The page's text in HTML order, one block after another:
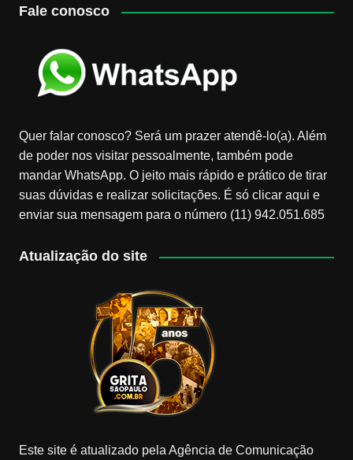
Fale conosco
Quer falar conosco? Será um prazer atendê-lo(a). Além
de poder nos visitar pessoalmente, também pode
mandar WhatsApp. O jeito mais rápido e prático de tirar
suas dúvidas e realizar solicitações. É só clicar aqui e
enviar sua mensagem para o número (11) 942.051.685
Atualização do site
Este site é atualizado pela Agência de Comunicação